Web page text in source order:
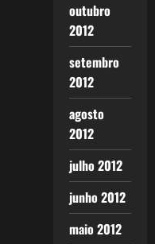
outubro
2012
setembro
2012
agosto
2012
julho 2012
junho 2012
maio 2012